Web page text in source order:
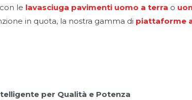
le lavasciuga pavimenti uomo a terra o
in quota, la nostra gamma di piattaforme
per Qualità e Potenza